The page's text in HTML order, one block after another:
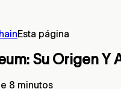
Esta página
Su Origen Y
8 minutos